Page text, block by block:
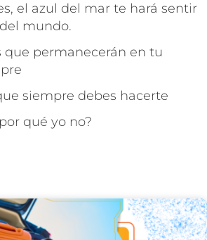
el azul del mar te hará sentir
mundo.
que permanecerán en tu
siempre debes hacerte
qué yo no?